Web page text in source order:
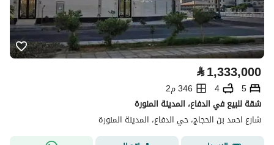
⃁1,333,000
5
4
346 م2
شقة للبيع في الدفاع، المدينة المنورة
شارع احمد بن الحجاج، حي الدفاع، المدينة المنورة